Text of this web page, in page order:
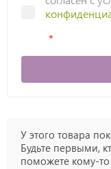
У этого товара
Будьте первыми,
поможете кому-